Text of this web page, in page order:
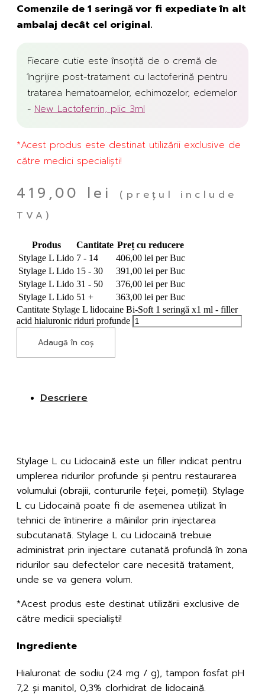
Comenzile de 1 seringă vor fi expediate în alt
ambalaj decât cel original.
Fiecare cutie este însoțită de o cremă de
îngrijire post-tratament cu lactoferină pentru
tratarea hematoamelor, echimozelor, edemelor
- New Lactoferrin, plic 3ml
*Acest produs este destinat utilizării exclusive de
către medici specialiști!
419,00 lei
(prețul include
TVA)
Produs Cantitate Preț cu reducere
Stylage L Lido 7 - 14 406,00 lei per Buc
Stylage L Lido 15 - 30 391,00 lei per Buc
Stylage L Lido 31 - 50 376,00 lei per Buc
Stylage L Lido 51 + 363,00 lei per Buc
Cantitate Stylage L lidocaine Bi-Soft 1 seringă x1 ml - filler
acid hialuronic riduri profunde
Adaugă în coș
Descriere
Stylage L cu Lidocaină este un filler indicat pentru
umplerea ridurilor profunde și pentru restaurarea
volumului (obrajii, contururile feței, pomeții). Stylage
L cu Lidocaină poate fi de asemenea utilizat în
tehnici de întinerire a mâinilor prin injectarea
subcutanată. Stylage L cu Lidocaină trebuie
administrat prin injectare cutanată profundă în zona
ridurilor sau defectelor care necesită tratament,
unde se va genera volum.
*Acest produs este destinat utilizării exclusive de
către medicii specialiști!
Ingrediente
Hialuronat de sodiu (24 mg / g), tampon fosfat pH
7,2 și manitol, 0,3% clorhidrat de lidocaină.